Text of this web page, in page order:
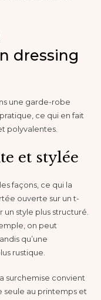
dressing
une garde-robe
ce qui en fait
polyvalentes.
et stylée
façons, ce qui la
ouverte sur un t-
style plus structuré.
on peut
qu’une
rustique.
surchemise convient
seule au printemps et